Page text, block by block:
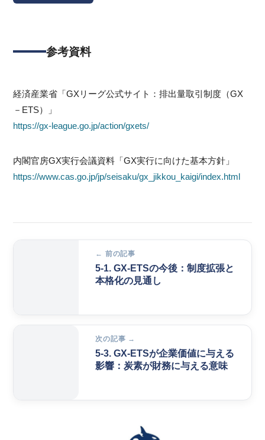
参考資料
経済産業省「GXリーグ公式サイト：排出量取引制度（GX
－ETS）」
https://gx-league.go.jp/action/gxets/
内閣官房GX実行会議資料「GX実行に向けた基本方針」
https://www.cas.go.jp/jp/seisaku/gx_jikkou_kaigi/index.html
← 前の記事
5-1. GX-ETSの今後：制度拡張と
本格化の見通し
次の記事 →
5-3. GX-ETSが企業価値に与える
影響：炭素が財務に与える意味